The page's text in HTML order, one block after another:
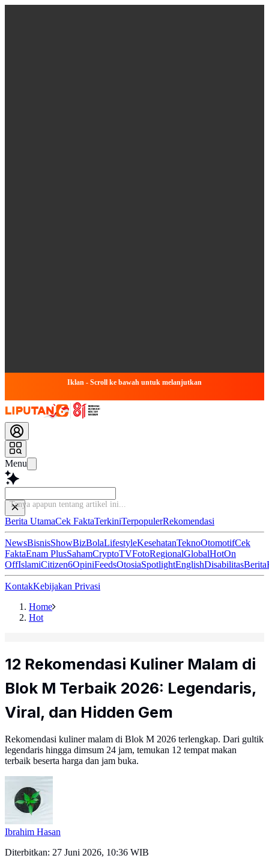
Iklan - Scroll ke bawah untuk melanjutkan
Menu
Tanya
Berita UtamaCek FaktaTerkiniTerpopulerRekomendasi
NewsBisnisShowBizBolaLifestyleKesehatanTeknoOtomotifCek
FaktaEnam PlusSahamCryptoTVFotoRegionalGlobalHotOn
OffIslamiCitizen6OpiniFeedsOtosiaSpotlightEnglishDisabilitasBerita
KontakKebijakan Privasi
Home
Hot
12 Rekomendasi Kuliner Malam di
Blok M Terbaik 2026: Legendaris,
Viral, dan Hidden Gem
Rekomendasi kuliner malam di Blok M 2026 terlengkap. Dari gultik
legendaris hingga dimsum 24 jam, temukan 12 tempat makan
terbaik beserta harga dan jam buka.
Ibrahim Hasan
Diterbitkan: 27 Juni 2026, 10:36 WIB